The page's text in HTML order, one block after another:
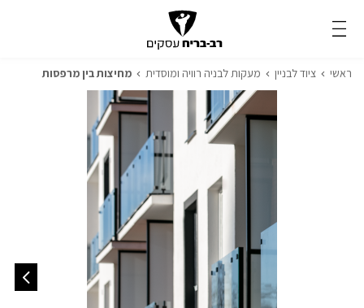
ראשי ציוד לבניין מעקות לבניה רוויה ומוסדית מחיצות בין מרפסות